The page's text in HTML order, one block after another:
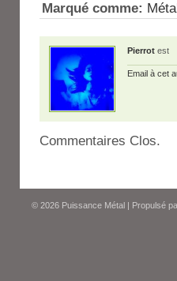
Marqué comme:
Pierrot est
Email à cet
Commentaires Clos.
© 2026 Puissance Métal | Propulsé